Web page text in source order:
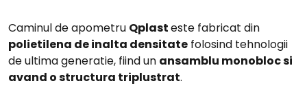
Caminul de apometru Qplasteste fabricat din
polietilena de inalta densitate folosind tehnologii
de ultima generatie, fiind un ansamblu monobloc si
avand o structura triplustrat.